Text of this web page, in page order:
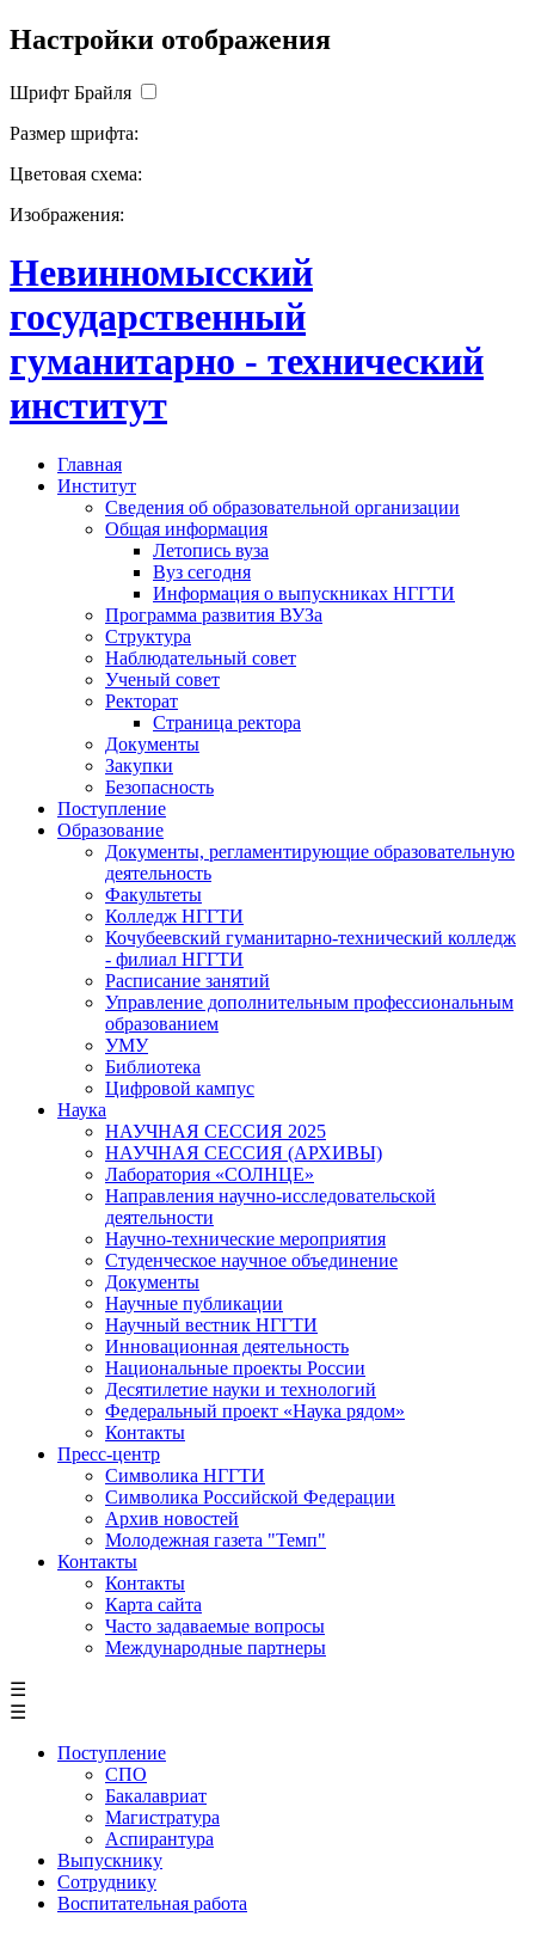
Настройки отображения
Шрифт Брайля
Размер шрифта:
Цветовая схема:
Изображения:
Невинномысский
государственный
гуманитарно - технический
институт
Главная
Институт
Сведения об образовательной организации
Общая информация
Летопись вуза
Вуз сегодня
Информация о выпускниках НГГТИ
Программа развития ВУЗа
Структура
Наблюдательный совет
Ученый совет
Ректорат
Страница ректора
Документы
Закупки
Безопасность
Поступление
Образование
Документы, регламентирующие образовательную
деятельность
Факультеты
Колледж НГГТИ
Кочубеевский гуманитарно-технический колледж
- филиал НГГТИ
Расписание занятий
Управление дополнительным профессиональным
образованием
УМУ
Библиотека
Цифровой кампус
Наука
НАУЧНАЯ СЕССИЯ 2025
НАУЧНАЯ СЕССИЯ (АРХИВЫ)
Лаборатория «СОЛНЦЕ»
Направления научно-исследовательской
деятельности
Научно-технические мероприятия
Студенческое научное объединение
Документы
Научные публикации
Научный вестник НГГТИ
Инновационная деятельность
Национальные проекты России
Десятилетие науки и технологий
Федеральный проект «Наука рядом»
Контакты
Пресс-центр
Символика НГГТИ
Символика Российской Федерации
Архив новостей
Молодежная газета "Темп"
Контакты
Контакты
Карта сайта
Часто задаваемые вопросы
Международные партнеры
☰
☰
Поступление
СПО
Бакалавриат
Магистратура
Аспирантура
Выпускнику
Сотруднику
Воспитательная работа